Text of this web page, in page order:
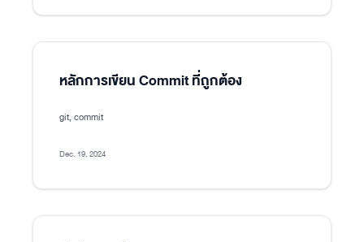
หลักการเขียน Commit ที่ถูกต้อง
git, commit
Dec. 19, 2024